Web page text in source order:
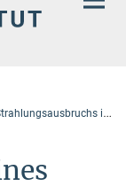
in Sagittarius A*, der zentralen Quelle der Milchstraße